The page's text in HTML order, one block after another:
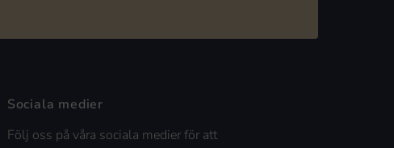
Sociala medier
Följ oss på våra sociala medier för att